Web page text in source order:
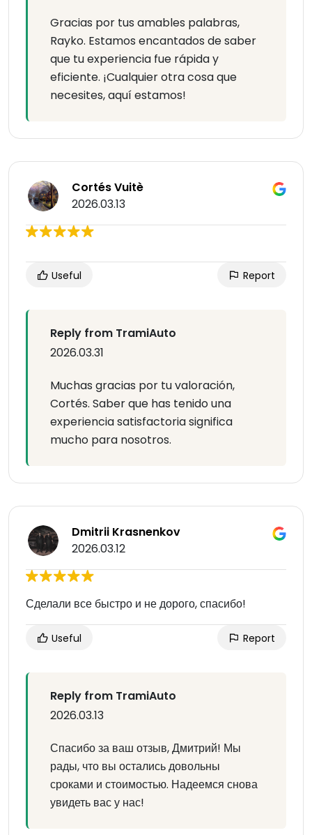
Gracias por tus amables palabras,
Rayko. Estamos encantados de saber
que tu experiencia fue rápida y
eficiente. ¡Cualquier otra cosa que
necesites, aquí estamos!
Cortés Vuitè
2026.03.13
Useful Report
Reply from TramiAuto
2026.03.31
Muchas gracias por tu valoración,
Cortés. Saber que has tenido una
experiencia satisfactoria significa
mucho para nosotros.
Dmitrii Krasnenkov
2026.03.12
Сделали все быстро и не дорого, спасибо!
Useful Report
Reply from TramiAuto
2026.03.13
Спасибо за ваш отзыв, Дмитрий! Мы
рады, что вы остались довольны
сроками и стоимостью. Надеемся снова
увидеть вас у нас!